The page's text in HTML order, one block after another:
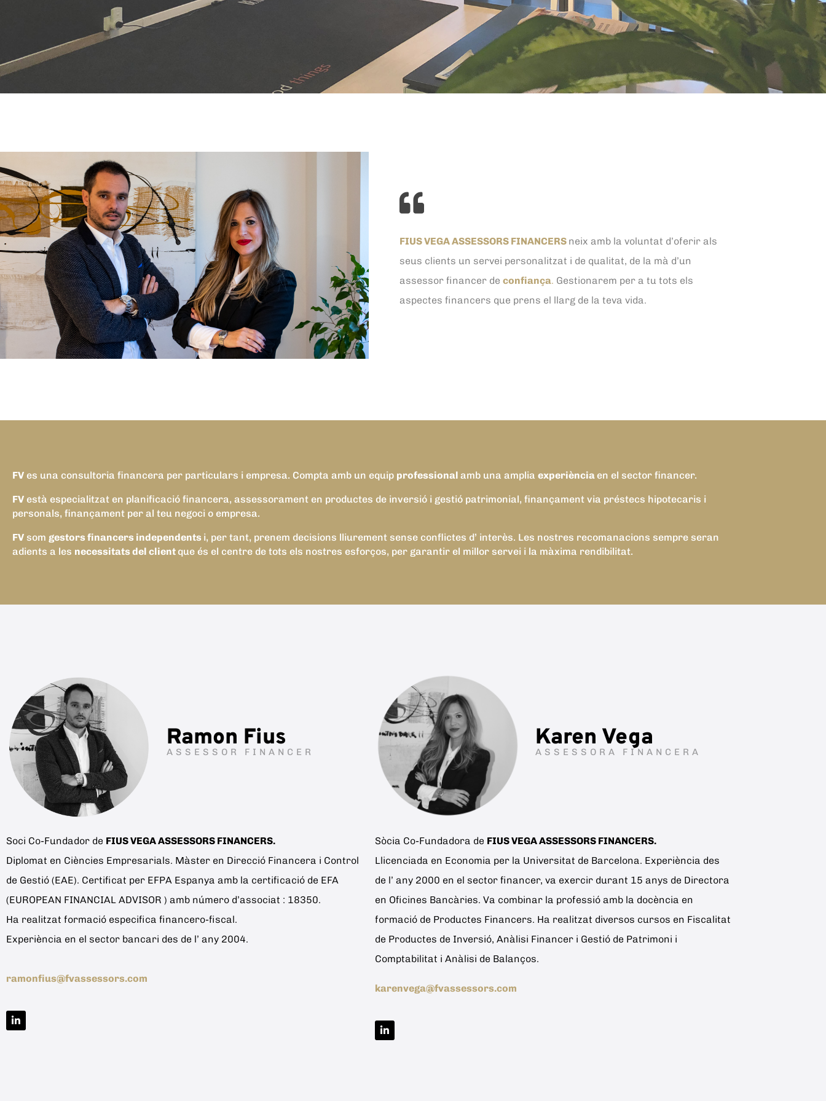
FIUS VEGA ASSESSORS FINANCERS neix amb la voluntat d’oferir als
seus clients un servei personalitzat i de qualitat, de la mà d’un
assessor financer de confiança. Gestionarem per a tu tots els
aspectes financers que prens el llarg de la teva vida.
FV es una consultoria financera per particulars i empresa. Compta amb un equip professional amb una amplia experiència en el sector financer.
FV està especialitzat en planificació financera, assessorament en productes de inversió i gestió patrimonial, finançament via préstecs hipotecaris i
personals, finançament per al teu negoci o empresa.
FV som gestors financers independents i, per tant, prenem decisions lliurement sense conflictes d’ interès. Les nostres recomanacions sempre seran
adients a les necessitats del client que és el centre de tots els nostres esforços, per garantir el millor servei i la màxima rendibilitat.
Ramon Fius
ASSESSOR FINANCER
Soci Co-Fundador de FIUS VEGA ASSESSORS FINANCERS.
Diplomat en Ciències Empresarials. Màster en Direcció Financera i Control
de Gestió (EAE). Certificat per EFPA Espanya amb la certificació de EFA
(EUROPEAN FINANCIAL ADVISOR ) amb número d’associat : 18350.
Ha realitzat formació especifica financero-fiscal.
Experiència en el sector bancari des de l’ any 2004.
ramonfius@fvassessors.com
L
i
n
Karen Vega
ASSESSORA FINANCERA
Sòcia Co-Fundadora de FIUS VEGA ASSESSORS FINANCERS.
Llicenciada en Economia per la Universitat de Barcelona. Experiència des
de l’ any 2000 en el sector financer, va exercir durant 15 anys de Directora
en Oficines Bancàries. Va combinar la professió amb la docència en
formació de Productes Financers. Ha realitzat diversos cursos en Fiscalitat
de Productes de Inversió, Anàlisi Financer i Gestió de Patrimoni i
Comptabilitat i Anàlisi de Balanços.
karenvega@fvassessors.com
L
i
n